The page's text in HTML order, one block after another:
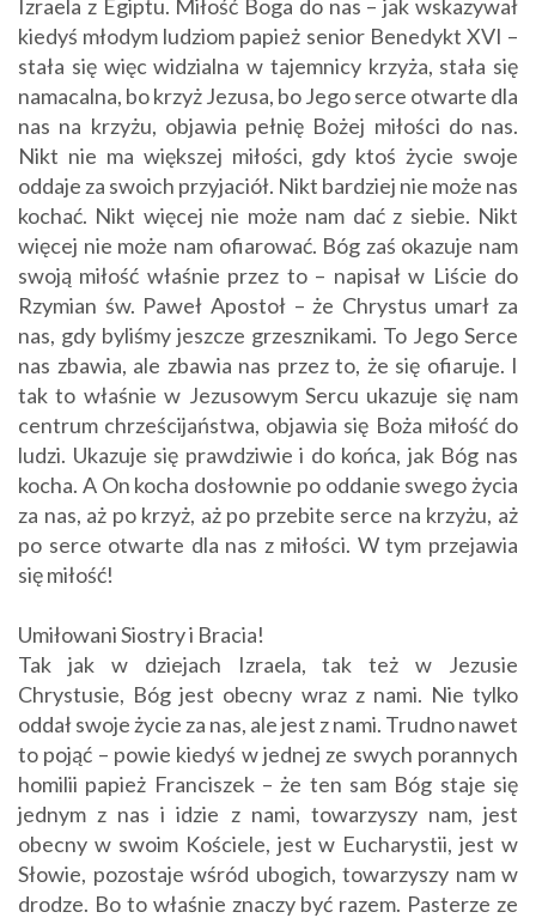
Izraela z Egiptu. Miłość Boga do nas – jak wskazywał
kiedyś młodym ludziom papież senior Benedykt XVI –
stała się więc widzialna w tajemnicy krzyża, stała się
namacalna, bo krzyż Jezusa, bo Jego serce otwarte dla
nas na krzyżu, objawia pełnię Bożej miłości do nas.
Nikt nie ma większej miłości, gdy ktoś życie swoje
oddaje za swoich przyjaciół. Nikt bardziej nie może nas
kochać. Nikt więcej nie może nam dać z siebie. Nikt
więcej nie może nam ofiarować. Bóg zaś okazuje nam
swoją miłość właśnie przez to – napisał w Liście do
Rzymian św. Paweł Apostoł – że Chrystus umarł za
nas, gdy byliśmy jeszcze grzesznikami. To Jego Serce
nas zbawia, ale zbawia nas przez to, że się ofiaruje. I
tak to właśnie w Jezusowym Sercu ukazuje się nam
centrum chrześcijaństwa, objawia się Boża miłość do
ludzi. Ukazuje się prawdziwie i do końca, jak Bóg nas
kocha. A On kocha dosłownie po oddanie swego życia
za nas, aż po krzyż, aż po przebite serce na krzyżu, aż
po serce otwarte dla nas z miłości. W tym przejawia
się miłość!
Umiłowani Siostry i Bracia!
Tak jak w dziejach Izraela, tak też w Jezusie
Chrystusie, Bóg jest obecny wraz z nami. Nie tylko
oddał swoje życie za nas, ale jest z nami. Trudno nawet
to pojąć – powie kiedyś w jednej ze swych porannych
homilii papież Franciszek – że ten sam Bóg staje się
jednym z nas i idzie z nami, towarzyszy nam, jest
obecny w swoim Kościele, jest w Eucharystii, jest w
Słowie, pozostaje wśród ubogich, towarzyszy nam w
drodze. Bo to właśnie znaczy być razem. Pasterze ze